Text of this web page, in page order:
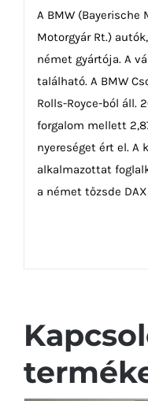
A BMW (Bayerische
Motorgyár Rt.)
német gyártója. A
található. A BMW
Rolls-Royce-ból áll.
forgalom mellett
nyereséget ért el. A
alkalmazottat
a német tőzsde